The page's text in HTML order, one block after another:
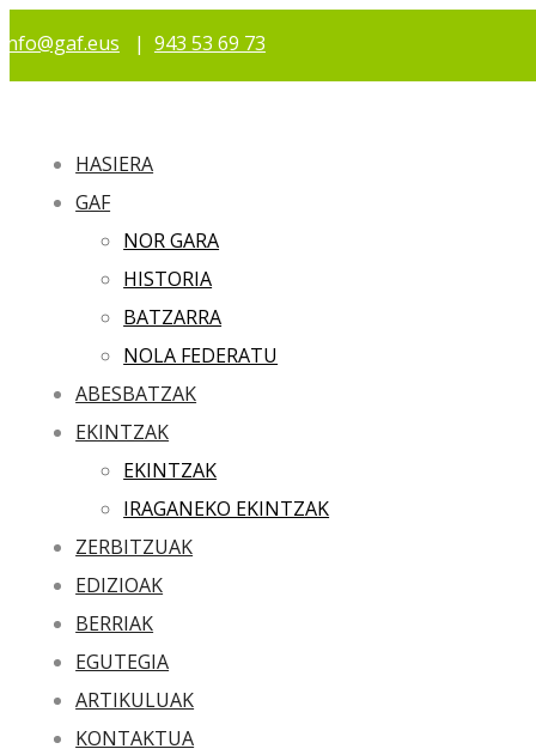
info@gaf.eus | 943 53 69 73
HASIERA
GAF
NOR GARA
HISTORIA
BATZARRA
NOLA FEDERATU
ABESBATZAK
EKINTZAK
EKINTZAK
IRAGANEKO EKINTZAK
ZERBITZUAK
EDIZIOAK
BERRIAK
EGUTEGIA
ARTIKULUAK
KONTAKTUA